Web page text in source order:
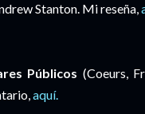
Stanton. Mi reseña,
Públicos (Coeurs,
aquí.